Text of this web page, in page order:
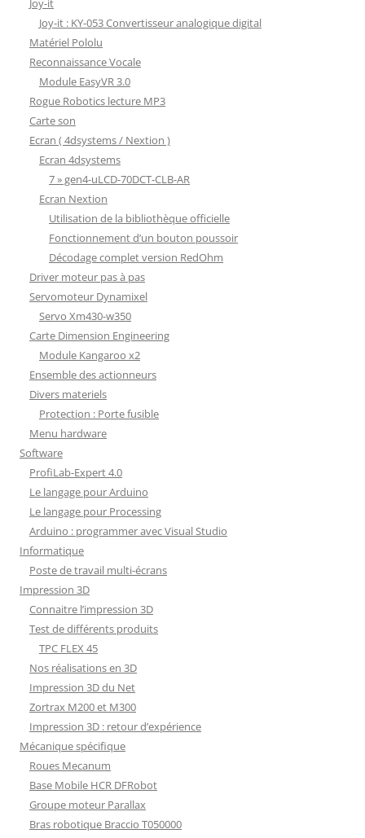
Joy-it : KY-053 Convertisseur analogique digital
Matériel Pololu
Reconnaissance Vocale
Module EasyVR 3.0
Rogue Robotics lecture MP3
Carte son
Ecran ( 4dsystems / Nextion )
Ecran 4dsystems
7 » gen4-uLCD-70DCT-CLB-AR
Ecran Nextion
Utilisation de la bibliothèque officielle
Fonctionnement d’un bouton poussoir
Décodage complet version RedOhm
Driver moteur pas à pas
Servomoteur Dynamixel
Servo Xm430-w350
Carte Dimension Engineering
Module Kangaroo x2
Ensemble des actionneurs
Divers materiels
Protection : Porte fusible
Menu hardware
Software
ProfiLab-Expert 4.0
Le langage pour Arduino
Le langage pour Processing
Arduino : programmer avec Visual Studio
Informatique
Poste de travail multi-écrans
Impression 3D
Connaitre l’impression 3D
Test de différents produits
TPC FLEX 45
Nos réalisations en 3D
Impression 3D du Net
Zortrax M200 et M300
Impression 3D : retour d’expérience
Mécanique spécifique
Roues Mecanum
Base Mobile HCR DFRobot
Groupe moteur Parallax
Bras robotique Braccio T050000